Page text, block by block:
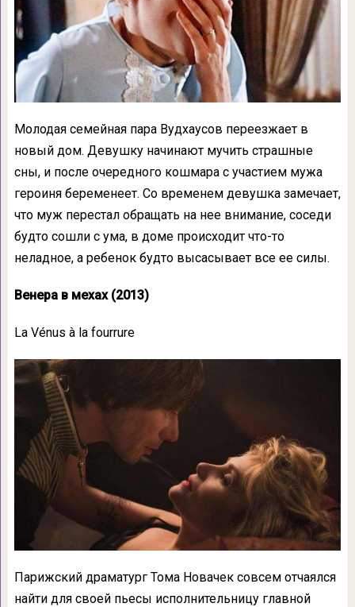
Молодая семейная пара Вудхаусов переезжает в
новый дом. Девушку начинают мучить страшные
сны, и после очередного кошмара с участием мужа
героиня беременеет. Со временем девушка замечает,
что муж перестал обращать на нее внимание, соседи
будто сошли с ума, в доме происходит что-то
неладное, а ребенок будто высасывает все ее силы.
Венера в мехах (2013)
La Vénus à la fourrure
Парижский драматург Тома Новачек совсем отчаялся
найти для своей пьесы исполнительницу главной